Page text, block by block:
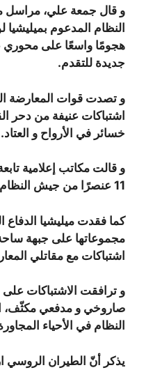
و قال جمعة علي،
النظام المدعوم
هجومًا واسعًا على محوري
جديدة للتقدم.
و تصدت قوات المعارضة
اشتباكات عنيفة من دحر
خسائر في الأرواح و العتاد.
و قالت مكاتب إعلامية
11 عنصرًا من جيش النظام قتلوا خلال الهجوم.
كما فقدت ميليشيا
مجموعاتها على جبهة
اشتباكات مع مقاتلي
و ترافقت الاشتباكات
صاروخي و مدفعي مكثّف،
النظام في الأحياء
يذكر أنّ الطيران الروسي